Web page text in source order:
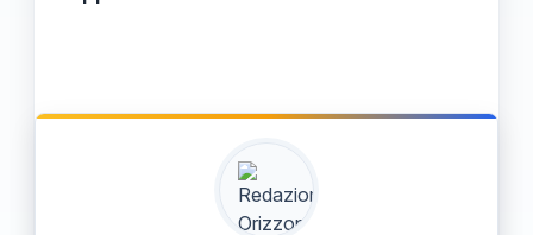
formazione per il personale, e strumenti
tecnici progettati per supportare la
diversità degli studenti in aula.